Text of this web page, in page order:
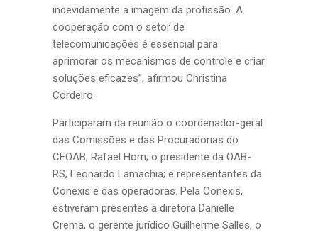
indevidamente a imagem da profissão. A
cooperação com o setor de
telecomunicações é essencial para
aprimorar os mecanismos de controle e criar
soluções eficazes”, afirmou Christina
Cordeiro.
Participaram da reunião o coordenador-geral
das Comissões e das Procuradorias do
CFOAB, Rafael Horn; o presidente da OAB-
RS, Leonardo Lamachia; e representantes da
Conexis e das operadoras. Pela Conexis,
estiveram presentes a diretora Danielle
Crema, o gerente jurídico Guilherme Salles, o